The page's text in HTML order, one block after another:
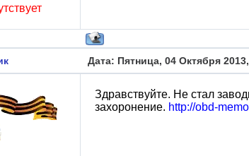
Дата: Пятница, 04 Октября
Здравствуйте. Не стал
захоронение. http://obd-